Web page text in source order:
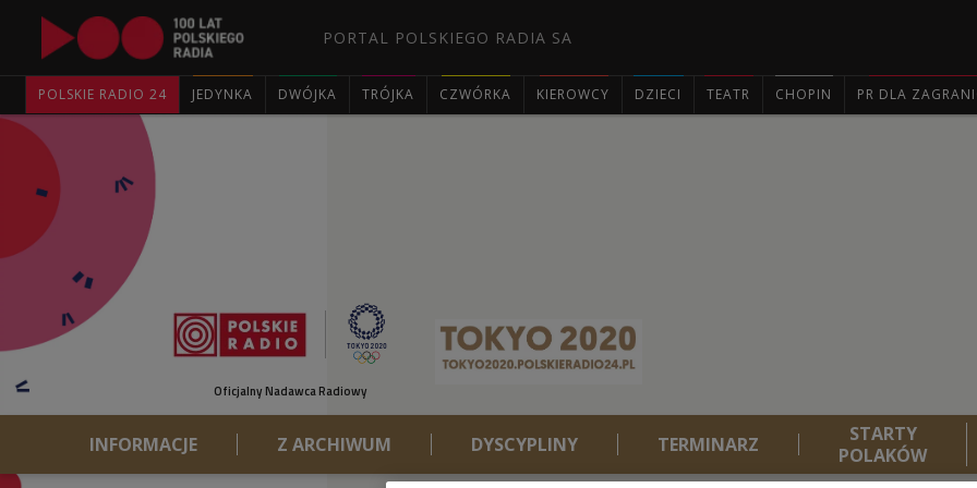
PORTAL POLSKIEGO RADIA SA
POLSKIE RADIO 24 JEDYNKA DWÓJKA TRÓJKA CZWÓRKA KIEROWCY DZIECI TEATR CHOPIN PR DLA
Oficjalny Nadawca Radiowy
INFORMACJE Z ARCHIWUM DYSCYPLINY TERMINARZ
STARTY
POLAKÓW